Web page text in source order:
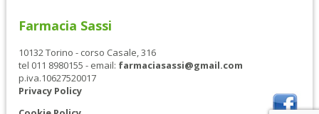
Farmacia Sassi
10132 Torino - corso Casale, 316
tel 011 8980155 - email: farmaciasassi@gmail.com
p.iva.10627520017
Privacy Policy